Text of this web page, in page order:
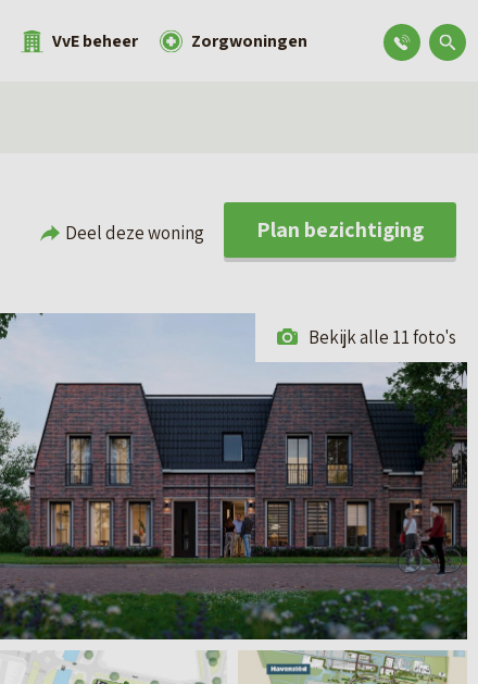
VvE beheer Zorgwoningen
Deel deze woning Plan bezichtiging
Bekijk alle 11 foto's